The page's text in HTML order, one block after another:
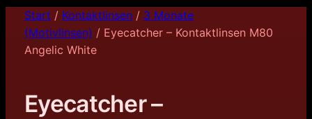
Start / Kontaktlinsen/ 3 Monate
(Motivlinsen) / Eyecatcher – Kontaktlinsen M80
Angelic White
Eyecatcher –